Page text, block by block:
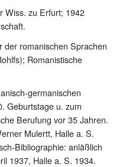
Wiss. zu Erfurt; 1942
der romanischen Sprachen
Romanistische
germanischen
Geburtstage u. zum
Berufung vor 35 Jahren.
Mulertt, Halle a. S.
Bibliographie: anläßlich
1937, Halle a. S. 1934.